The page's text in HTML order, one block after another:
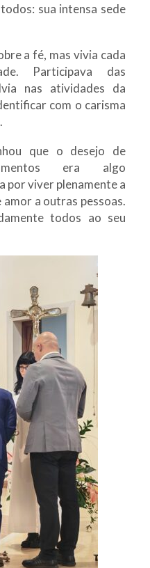
sua intensa sede
a fé, mas vivia cada
Participava das
nas atividades da
com o carisma
que o desejo de
era algo
por viver plenamente a
amor a outras pessoas.
todos ao seu